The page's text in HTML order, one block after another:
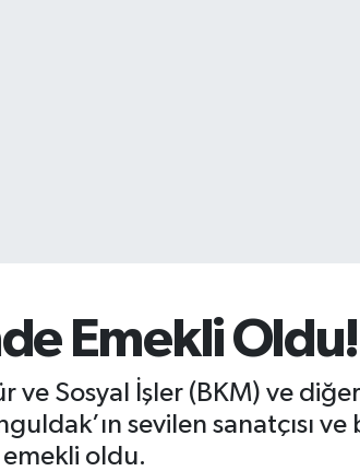
Emekli Oldu!
Sosyal İşler (BKM) ve
sevilen sanatçısı ve
oldu.